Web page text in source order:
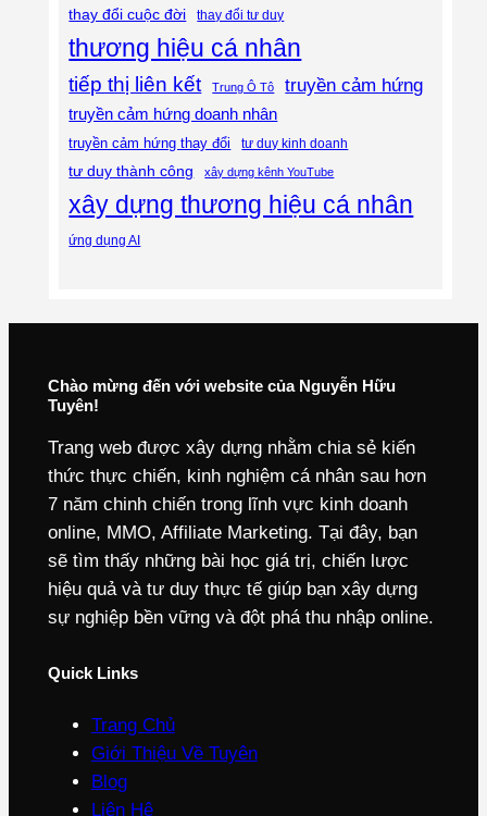
thay đổi cuộc đời thay đổi tư duy
thương hiệu cá nhân
tiếp thị liên kết Trung Ô Tô truyền cảm hứng
truyền cảm hứng doanh nhân
truyền cảm hứng thay đổi tư duy kinh doanh
tư duy thành công xây dựng kênh YouTube
xây dựng thương hiệu cá nhân
ứng dụng AI
Chào mừng đến với website của Nguyễn Hữu
Tuyên!
Trang web được xây dựng nhằm chia sẻ kiến
thức thực chiến, kinh nghiệm cá nhân sau hơn
7 năm chinh chiến trong lĩnh vực kinh doanh
online, MMO, Affiliate Marketing. Tại đây, bạn
sẽ tìm thấy những bài học giá trị, chiến lược
hiệu quả và tư duy thực tế giúp bạn xây dựng
sự nghiệp bền vững và đột phá thu nhập online.
Quick Links
Trang Chủ
Giới Thiệu Về Tuyên
Blog
Liên Hệ